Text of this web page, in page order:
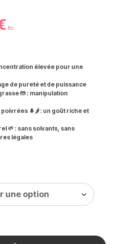
ttc
élevée pour une
de pureté et de puissance
🤲 : manipulation
poivrées 🌲🌶️ : un goût riche et
🌱 : sans solvants, sans
légales